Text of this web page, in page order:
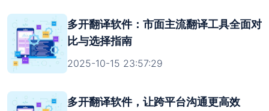
多开翻译软件：市面主流翻译工具全面对
比与选择指南
2025-10-15 23:57:29
多开翻译软件，让跨平台沟通更高效